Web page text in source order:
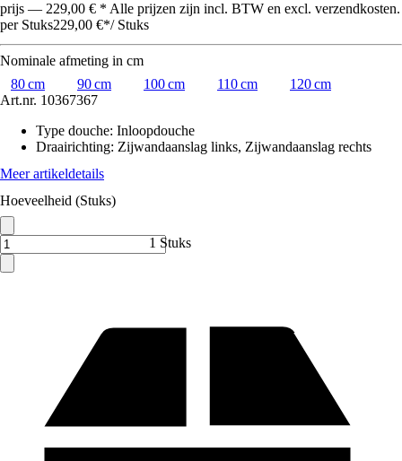
prijs — 229,00 € * Alle prijzen zijn incl. BTW en excl. verzendkosten.
per Stuks229,00 €*/ Stuks
Nominale afmeting in cm
80 cm
90 cm 100 cm 110 cm
120 cm
Art.nr. 10367367
Type douche: Inloopdouche
Draairichting: Zijwandaanslag links, Zijwandaanslag rechts
Meer artikeldetails
Hoeveelheid (Stuks)
1 Stuks